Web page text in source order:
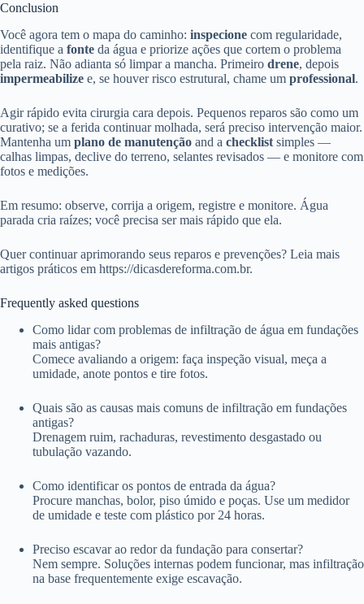
Conclusion
Você agora tem o mapa do caminho: inspecione com regularidade,
identifique a fonte da água e priorize ações que cortem o problema
pela raiz. Não adianta só limpar a mancha. Primeiro drene, depois
impermeabilize e, se houver risco estrutural, chame um professional.
Agir rápido evita cirurgia cara depois. Pequenos reparos são como um
curativo; se a ferida continuar molhada, será preciso intervenção maior.
Mantenha um plano de manutenção and a checklist simples —
calhas limpas, declive do terreno, selantes revisados — e monitore com
fotos e medições.
Em resumo: observe, corrija a origem, registre e monitore. Água
parada cria raízes; você precisa ser mais rápido que ela.
Quer continuar aprimorando seus reparos e prevenções? Leia mais
artigos práticos em https://dicasdereforma.com.br.
Frequently asked questions
Como lidar com problemas de infiltração de água em fundações
mais antigas?
Comece avaliando a origem: faça inspeção visual, meça a
umidade, anote pontos e tire fotos.
Quais são as causas mais comuns de infiltração em fundações
antigas?
Drenagem ruim, rachaduras, revestimento desgastado ou
tubulação vazando.
Como identificar os pontos de entrada da água?
Procure manchas, bolor, piso úmido e poças. Use um medidor
de umidade e teste com plástico por 24 horas.
Preciso escavar ao redor da fundação para consertar?
Nem sempre. Soluções internas podem funcionar, mas infiltração
na base frequentemente exige escavação.